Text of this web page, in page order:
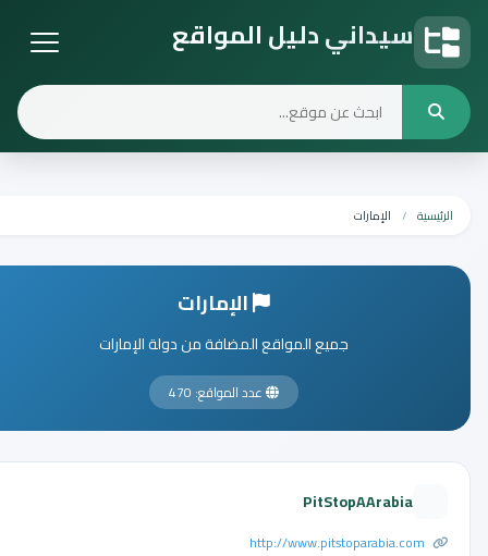
سيداني دليل المواقع
دليل المواقع
الرئيسية الإمارات
الإمارات
جميع المواقع المضافة من دولة الإمارات
عدد المواقع: 470
PitStopAArabia
http://www.pitstoparabia.com